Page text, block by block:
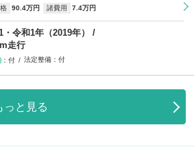
90 .4万円 諸費用 7 .4万円
・令和1年（2019年）
走行
付 法定整備 付
っと見る